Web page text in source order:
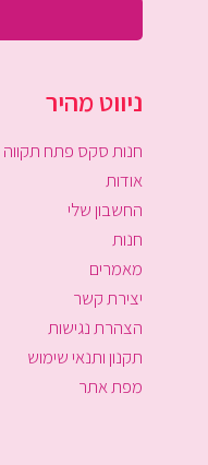
ניווט מהיר
חנות סקס פתח תקווה
אודות
החשבון שלי
חנות
מאמרים
יצירת קשר
הצהרת נגישות
תקנון ותנאי שימוש
מפת אתר